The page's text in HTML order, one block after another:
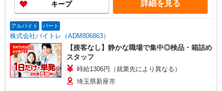
キープ 詳細を見る
アルバイト パート
株式会社バイトレ（ADM806863）
【接客なし】静かな職場で集中◎検品・箱詰め
スタッフ
時給1306円（就業先により異なる）
埼玉県新座市